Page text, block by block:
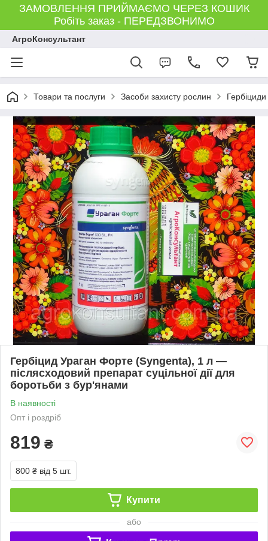
ЗАМОВЛЕННЯ ПРИЙМАЄМО ЧЕРЕЗ КОШИК
Робіть заказ - ПЕРЕДЗВОНИМО
АгроКонсультант
Товари та послуги Засоби захисту рослин Гербіциди
Гербіцид Ураган Форте (Syngenta), 1 л —
післясходовий препарат суцільної дії для
боротьби з бур'янами
В наявності
Опт і роздріб
819 ₴
800 ₴ від 5 шт.
Купити
або